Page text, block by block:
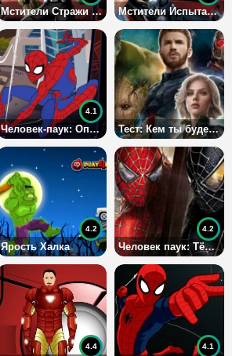
Мстители Стражи Галактики Битва в космосе Мстители Испытание Тора
Человек-паук: Опасность на горизонте
4.1
Тест: Кем ты будешь в Войне Бесконечности?
Ярость Халка
4.2
Человек паук: Тёмная сторона
4.2
4.4 4.1